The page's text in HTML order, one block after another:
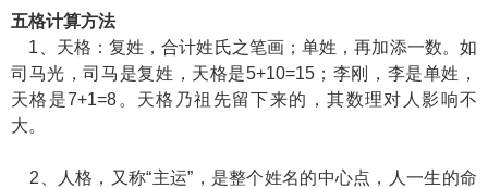
五格计算方法
1、天格：复姓，合计姓氏之笔画；单姓，再加添一数。如
司马光，司马是复姓，天格是5+10=15；李刚，李是单姓，
天格是7+1=8。天格乃祖先留下来的，其数理对人影响不
大。
2、人格，又称“主运”，是整个姓名的中心点，人一生的命